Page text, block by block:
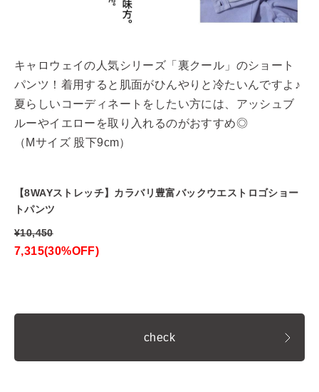
キャロウェイの人気シリーズ「裏クール」のショート
パンツ！着用すると肌面がひんやりと冷たいんですよ♪
夏らしいコーディネートをしたい方には、アッシュブ
ルーやイエローを取り入れるのがおすすめ◎
（Mサイズ 股下9cm）
【8WAYストレッチ】カラバリ豊富バックウエストロゴショー
トパンツ
¥10,450
7,315(30%OFF)
check